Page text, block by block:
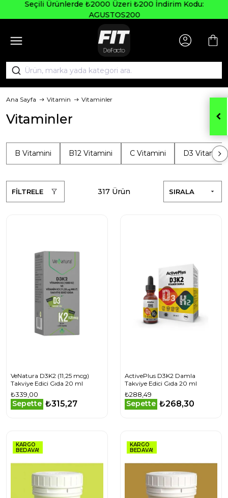
Seçili Ürünlerde ₺2000 Üzeri ₺200 İndirim Kodu:
AGUSTOS200
Ana Sayfa Vitamin Vitaminler
Vitaminler
B Vitamini B12 Vitamini C Vitamini D3 Vitamini
FİLTRELE SIRALA
317 Ürün
VeNatura D3K2 (11,25 mcg)
Takviye Edici Gıda 20 ml
₺339,00
Sepette ₺315,27
ActivePlus D3K2 Damla
Takviye Edici Gıda 20 ml
₺288,49
Sepette ₺268,30
KARGO
BEDAVA!
KARGO
BEDAVA!